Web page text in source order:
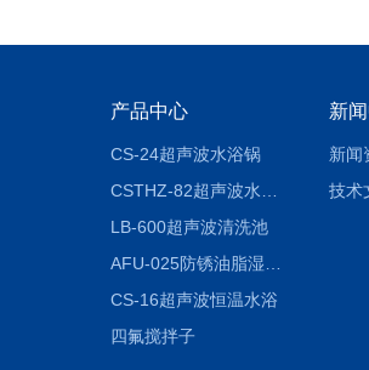
产品中心
CS-24超声波水浴锅
LB-600超声波清洗池
CS-16超声波恒温水浴
四氟搅拌子
新
新闻
技术